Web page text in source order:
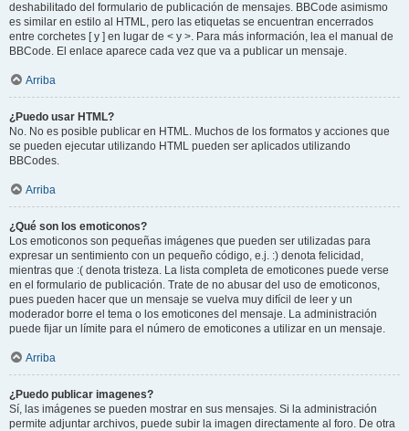
deshabilitado del formulario de publicación de mensajes. BBCode asimismo
es similar en estilo al HTML, pero las etiquetas se encuentran encerrados
entre corchetes [ y ] en lugar de < y >. Para más información, lea el manual de
BBCode. El enlace aparece cada vez que va a publicar un mensaje.
Arriba
¿Puedo usar HTML?
No. No es posible publicar en HTML. Muchos de los formatos y acciones que
se pueden ejecutar utilizando HTML pueden ser aplicados utilizando
BBCodes.
Arriba
¿Qué son los emoticonos?
Los emoticonos son pequeñas imágenes que pueden ser utilizadas para
expresar un sentimiento con un pequeño código, e.j. :) denota felicidad,
mientras que :( denota tristeza. La lista completa de emoticones puede verse
en el formulario de publicación. Trate de no abusar del uso de emoticonos,
pues pueden hacer que un mensaje se vuelva muy difícil de leer y un
moderador borre el tema o los emoticones del mensaje. La administración
puede fijar un límite para el número de emoticones a utilizar en un mensaje.
Arriba
¿Puedo publicar imagenes?
Sí, las imágenes se pueden mostrar en sus mensajes. Si la administración
permite adjuntar archivos, puede subir la imagen directamente al foro. De otra